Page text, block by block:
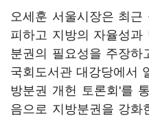
오세훈 서울시장은 최
피하고 지방의 자율성
분권의 필요성을 주장하
국회도서관 대강당에서
방분권 개헌 토론회'를
음으로 지방분권을 강화